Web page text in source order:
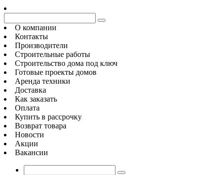
О компании
Контакты
Производители
Строительные работы
Строительство дома под ключ
Готовые проекты домов
Аренда техники
Доставка
Как заказать
Оплата
Купить в рассрочку
Возврат товара
Новости
Акции
Вакансии